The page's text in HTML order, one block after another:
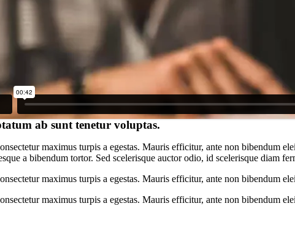
ab sunt tenetur voluptas.
maximus turpis a egestas. Mauris efficitur, ante non bibendum
a bibendum tortor. Sed scelerisque auctor odio, id scelerisque diam
maximus turpis a egestas. Mauris efficitur, ante non bibendum
maximus turpis a egestas. Mauris efficitur, ante non bibendum